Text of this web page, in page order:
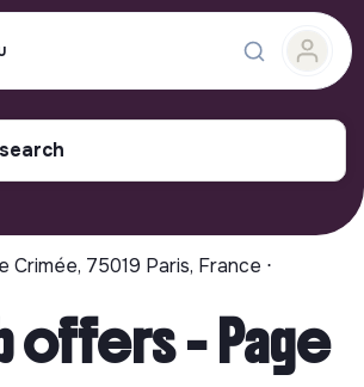
Crimée, 75019 Paris, France ⋅
offers - Page